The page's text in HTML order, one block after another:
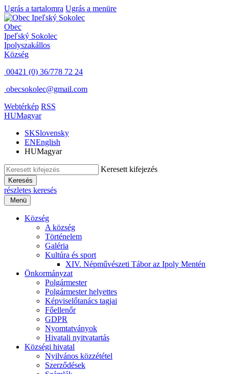
Ugrás a tartalomra Ugrás a menüre
Obec
Ipeľský Sokolec
Ipolyszakállos
Község
00421 (0) 36/778 72 24
obecsokolec@gmail.com
Webtérkép RSS
HUMagyar
SKSlovensky
ENEnglish
HUMagyar
Keresett kifejezés
Keresés
részletes keresés
Menü
Község
A község
Történelem
Galéria
Kultúra és sport
XIV. Népművészeti Tábor az Ipoly Mentén
Önkormányzat
Polgármester
Polgármester helyettes
Képviselőtanács tagjai
Főellenőr
GDPR
Nyomtatványok
Hivatali nyitvatartás
Községi hivatal
Nyilvános közzététel
Szerződések